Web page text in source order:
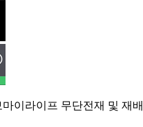
이라이프 무단전재 및 재